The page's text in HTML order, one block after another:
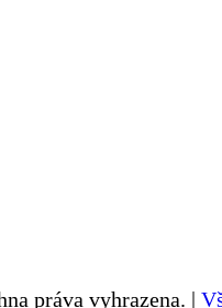
práva vyhrazena. |